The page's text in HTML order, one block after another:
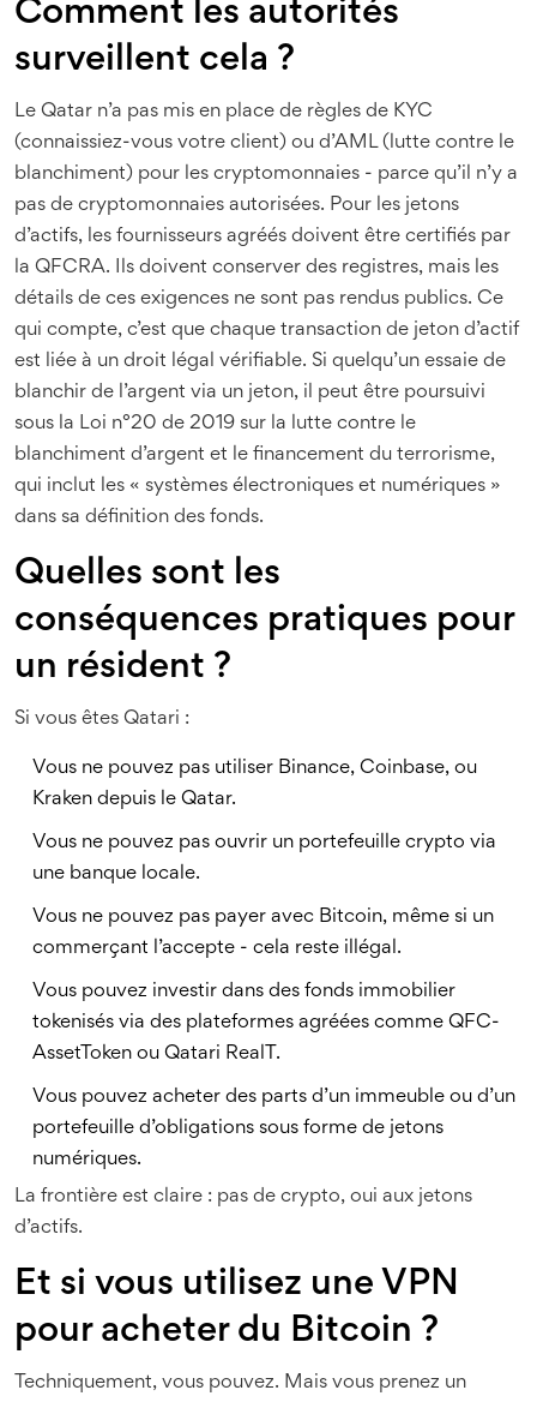
Comment les autorités
surveillent cela ?
Le Qatar n’a pas mis en place de règles de KYC
(connaissiez-vous votre client) ou d’AML (lutte contre le
blanchiment) pour les cryptomonnaies - parce qu’il n’y a
pas de cryptomonnaies autorisées. Pour les jetons
d’actifs, les fournisseurs agréés doivent être certifiés par
la QFCRA. Ils doivent conserver des registres, mais les
détails de ces exigences ne sont pas rendus publics. Ce
qui compte, c’est que chaque transaction de jeton d’actif
est liée à un droit légal vérifiable. Si quelqu’un essaie de
blanchir de l’argent via un jeton, il peut être poursuivi
sous la Loi n°20 de 2019 sur la lutte contre le
blanchiment d’argent et le financement du terrorisme,
qui inclut les « systèmes électroniques et numériques »
dans sa définition des fonds.
Quelles sont les
conséquences pratiques pour
un résident ?
Si vous êtes Qatari :
Vous ne pouvez pas utiliser Binance, Coinbase, ou
Kraken depuis le Qatar.
Vous ne pouvez pas ouvrir un portefeuille crypto via
une banque locale.
Vous ne pouvez pas payer avec Bitcoin, même si un
commerçant l’accepte - cela reste illégal.
Vous pouvez investir dans des fonds immobilier
tokenisés via des plateformes agréées comme QFC-
AssetToken ou Qatari RealT.
Vous pouvez acheter des parts d’un immeuble ou d’un
portefeuille d’obligations sous forme de jetons
numériques.
La frontière est claire : pas de crypto, oui aux jetons
d’actifs.
Et si vous utilisez une VPN
pour acheter du Bitcoin ?
Techniquement, vous pouvez. Mais vous prenez un